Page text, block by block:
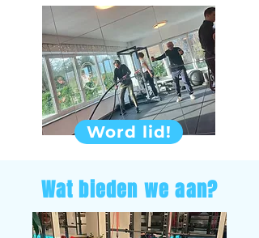
Word lid!
Wat bieden we aan?